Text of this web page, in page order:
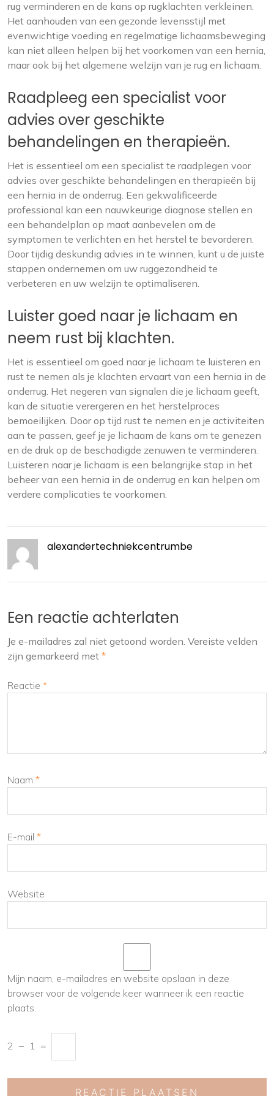
rug verminderen en de kans op rugklachten verkleinen.
Het aanhouden van een gezonde levensstijl met
evenwichtige voeding en regelmatige lichaamsbeweging
kan niet alleen helpen bij het voorkomen van een hernia,
maar ook bij het algemene welzijn van je rug en lichaam.
Raadpleeg een specialist voor
advies over geschikte
behandelingen en therapieën.
Het is essentieel om een specialist te raadplegen voor
advies over geschikte behandelingen en therapieën bij
een hernia in de onderrug. Een gekwalificeerde
professional kan een nauwkeurige diagnose stellen en
een behandelplan op maat aanbevelen om de
symptomen te verlichten en het herstel te bevorderen.
Door tijdig deskundig advies in te winnen, kunt u de juiste
stappen ondernemen om uw ruggezondheid te
verbeteren en uw welzijn te optimaliseren.
Luister goed naar je lichaam en
neem rust bij klachten.
Het is essentieel om goed naar je lichaam te luisteren en
rust te nemen als je klachten ervaart van een hernia in de
onderrug. Het negeren van signalen die je lichaam geeft,
kan de situatie verergeren en het herstelproces
bemoeilijken. Door op tijd rust te nemen en je activiteiten
aan te passen, geef je je lichaam de kans om te genezen
en de druk op de beschadigde zenuwen te verminderen.
Luisteren naar je lichaam is een belangrijke stap in het
beheer van een hernia in de onderrug en kan helpen om
verdere complicaties te voorkomen.
alexandertechniekcentrumbe
Een reactie achterlaten
Je e-mailadres zal niet getoond worden. Vereiste velden
zijn gemarkeerd met *
Reactie *
Naam *
E-mail *
Website
Mijn naam, e-mailadres en website opslaan in deze
browser voor de volgende keer wanneer ik een reactie
plaats.
2 − 1 =